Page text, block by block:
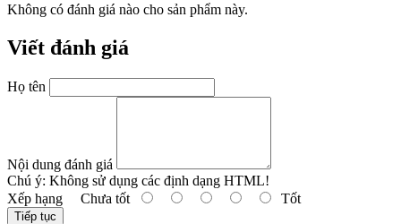
Không có đánh giá nào cho sản phẩm này.
Viết đánh giá
Họ tên
Nội dung đánh giá
Chú ý: Không sử dụng các định dạng HTML!
Xếp hạng Chưa tốt Tốt
Tiếp tục